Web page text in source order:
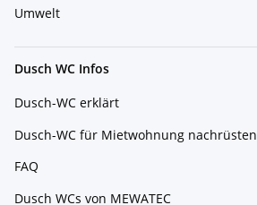
Umwelt
Dusch WC Infos
Dusch-WC erklärt
Dusch-WC für Mietwohnung nachrüsten
FAQ
Dusch WCs von MEWATEC